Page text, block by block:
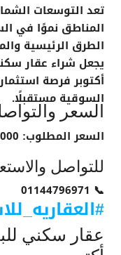
تعد التوسعات الشمالية
المناطق نموًا في
الطرق الرئيسية
يجعل شراء
أكتوبرفرصة
السوقية مستقبلًا.
السعر
السعر المطلوب: 10,500,000 جنيه
للتواصل
📞
01144796971